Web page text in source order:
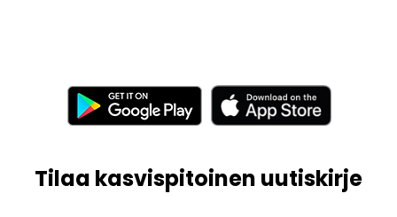
Tilaa kasvispitoinen uutiskirje